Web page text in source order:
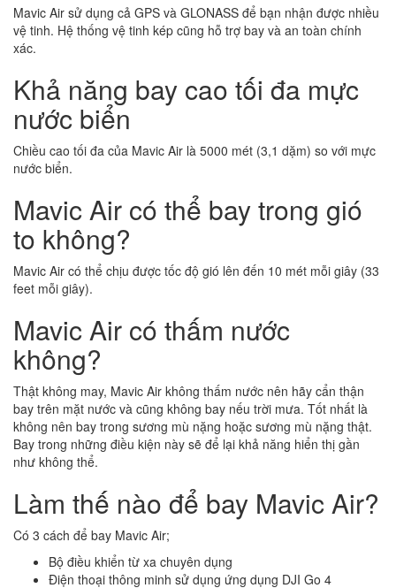
Mavic Air sử dụng cả GPS và GLONASS để bạn nhận được nhiều
vệ tinh. Hệ thống vệ tinh kép cũng hỗ trợ bay và an toàn chính
xác.
Khả năng bay cao tối đa mực
nước biển
Chiều cao tối đa của Mavic Air là 5000 mét (3,1 dặm) so với mực
nước biển.
Mavic Air có thể bay trong gió
to không?
Mavic Air có thể chịu được tốc độ gió lên đến 10 mét mỗi giây (33
feet mỗi giây).
Mavic Air có thấm nước
không?
Thật không may, Mavic Air không thấm nước nên hãy cẩn thận
bay trên mặt nước và cũng không bay nếu trời mưa. Tốt nhất là
không nên bay trong sương mù nặng hoặc sương mù nặng thật.
Bay trong những điều kiện này sẽ để lại khả năng hiển thị gần
như không thể.
Làm thế nào để bay Mavic Air?
Có 3 cách để bay Mavic Air;
Bộ điều khiển từ xa chuyên dụng
Điện thoại thông minh sử dụng ứng dụng DJI Go 4